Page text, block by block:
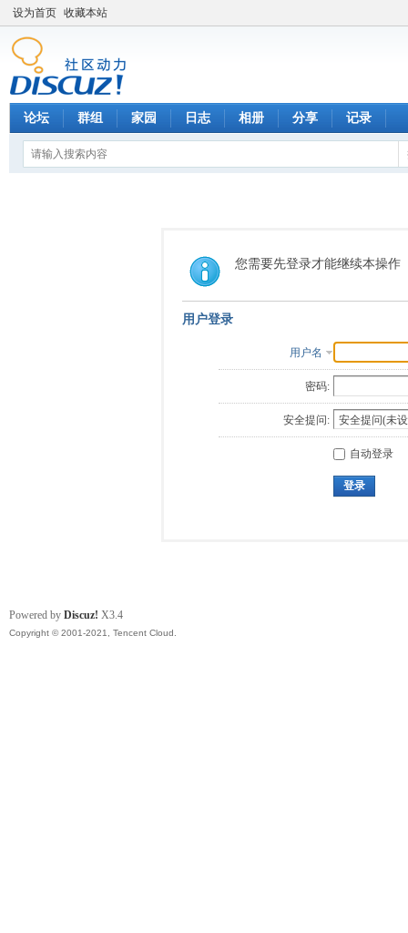
设为首页 收藏本站
论坛 群组 家园 日志 相册 分享 记录
您需要先登录才能继续本操作
用户登录
用户名
密码:
安全提问:
自动登录
登录
Powered by Discuz! X3.4
Copyright © 2001-2021, Tencent Cloud.